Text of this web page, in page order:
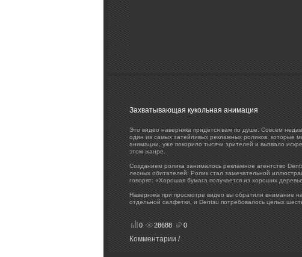
Захватывающая кукольная анимация
Это видео наверняка придётся вам по душе. Совсем
один из самых затейливых рекламных роликов, которые
анимации, уже покорило тысячи зрителей и вызвало
этом жанре.
Созданием ролика занималось рекламное агентство
лесных обитателей. Ролик стал замечательной
говорят: «Хорошая бумага получается из хороших
Наверняка при просмотре видео вы обратили внимание
отдельной салфетки, и Dentsu потребовалось целых
0 28688 0
Комментарии /